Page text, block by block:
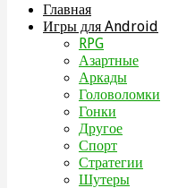
Главная
Игры для Android
RPG
Азартные
Аркады
Головоломки
Гонки
Другое
Спорт
Стратегии
Шутеры